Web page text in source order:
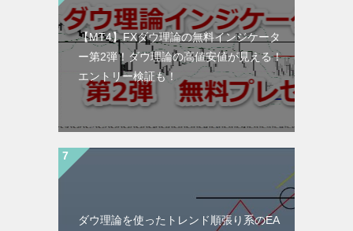
【MT4】FXダウ理論の無料インジケータ
ー第2弾！ダウ理論の高値安値が見える！
エントリー検証も！
ダウ理論を使ったトレンド順張り系のEA